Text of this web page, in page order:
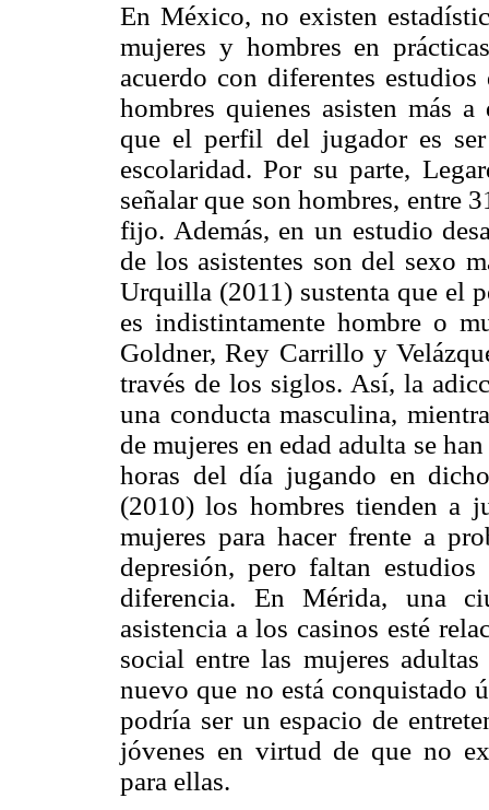
En México, no existen
mujeres y hombres en
acuerdo con diferentes
hombres quienes asisten más
que el perfil del jugador es
escolaridad. Por su parte,
señalar que son hombres, entre
fijo. Además, en un estudio
de los asistentes son del sexo
Urquilla (2011) sustenta que el
es indistintamente hombre o
Goldner, Rey Carrillo y
través de los siglos. Así, la
una conducta masculina,
de mujeres en edad adulta se
horas del día jugando en
(2010) los hombres tienden a
mujeres para hacer frente a
depresión, pero faltan
diferencia. En Mérida, una
asistencia a los casinos esté
social entre las mujeres
nuevo que no está conquistado
podría ser un espacio de
jóvenes en virtud de que no
para ellas.